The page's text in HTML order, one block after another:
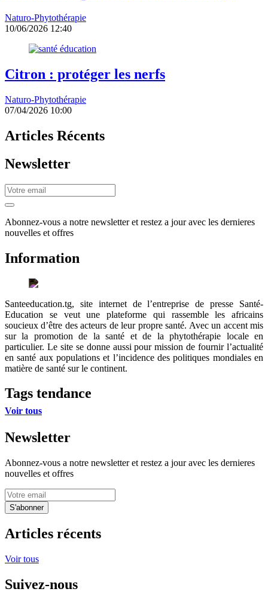
Naturo-Phytothérapie
10/06/2026 12:40
Citron : protéger les nerfs
Naturo-Phytothérapie
07/04/2026 10:00
Articles Récents
Newsletter
Abonnez-vous a notre newsletter et restez a jour avec les dernieres
nouvelles et offres
Information
Santeeducation.tg, site internet de l’entreprise de presse Santé-
Education se veut une plateforme qui rassemble les africains
soucieux d’être des acteurs de leur propre santé. Avec un accent mis
sur la promotion de la santé et de la phytothérapie locale en
particulier. Le site se donne aussi pour mission de fournir l’actualité
en santé aux populations et l’incidence des politiques mondiales en
matière de santé sur le continent.
Tags tendance
Voir tous
Newsletter
Abonnez-vous a notre newsletter et restez a jour avec les dernieres
nouvelles et offres
S'abonner
Articles récents
Voir tous
Suivez-nous